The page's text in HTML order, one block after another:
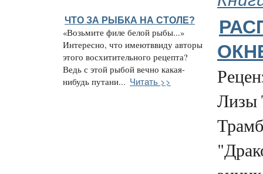
ЧТО ЗА РЫБКА НА СТОЛЕ?
«Возьмите филе белой рыбы...»
Интересно, что имеютввиду авторы
этого восхитительного рецепта?
Ведь с этой рыбой вечно какая-
нибудь путани... Читать >>
Лизы